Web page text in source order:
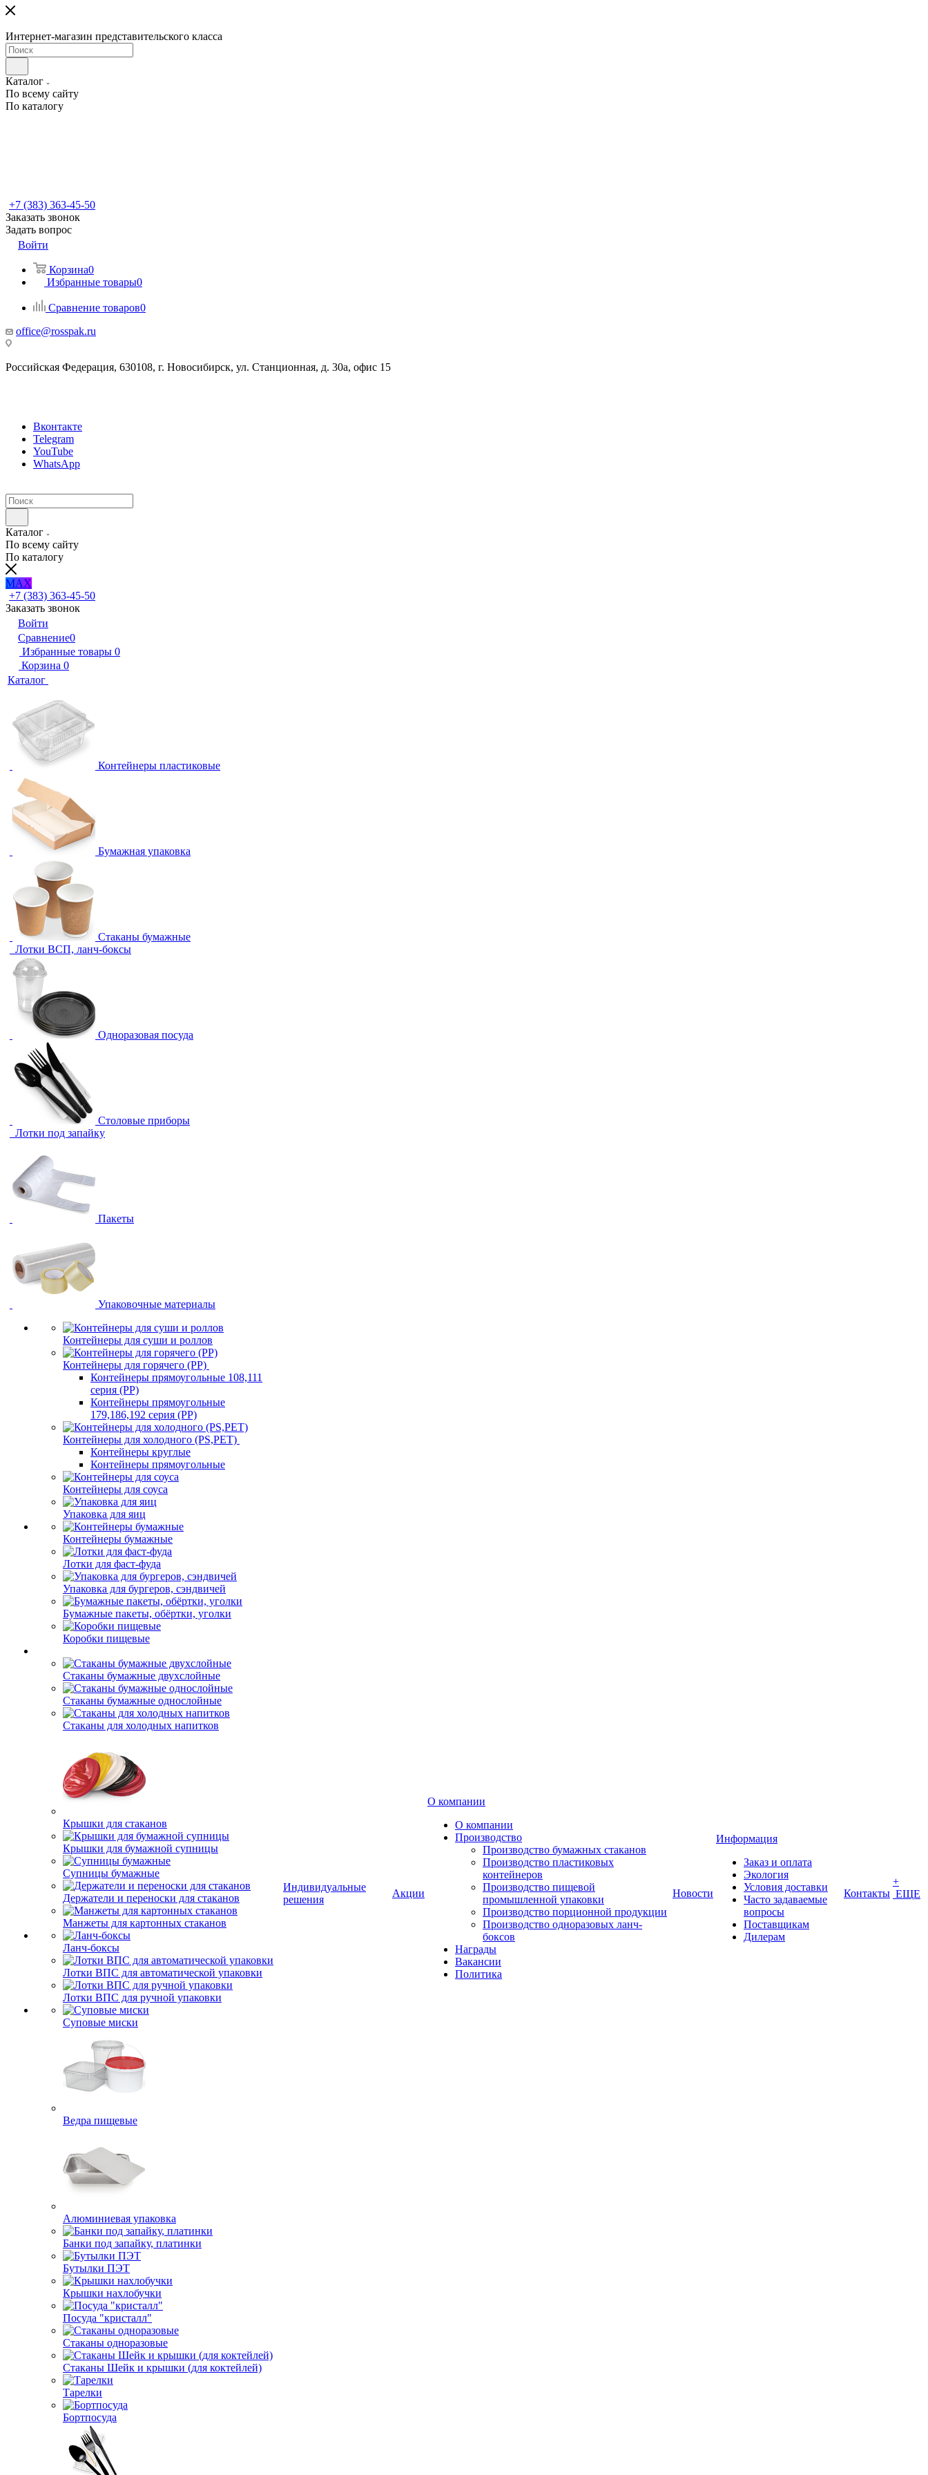
Интернет-магазин представительского класса
Каталог
По всему сайту
По каталогу
+7 (383) 363-45-50
Заказать звонок
Задать вопрос
Войти
Корзина0
Избранные товары0
Сравнение товаров0
office@rosspak.ru
Российская Федерация, 630108, г. Новосибирск, ул. Станционная, д. 30а, офис 15
Вконтакте
Telegram
YouTube
WhatsApp
Каталог
По всему сайту
По каталогу
MAX
+7 (383) 363-45-50
Заказать звонок
Войти
Сравнение0
Избранные товары 0
Корзина 0
Каталог
Контейнеры пластиковые
Бумажная упаковка
Стаканы бумажные
Лотки ВСП, ланч-боксы
Одноразовая посуда
Столовые приборы
Лотки под запайку
Пакеты
Упаковочные материалы
Контейнеры для суши и роллов
Контейнеры для горячего (PP)
Контейнеры прямоугольные 108,111
серия (PP)
Контейнеры прямоугольные
179,186,192 серия (PP)
Контейнеры для холодного (PS,PET)
Контейнеры круглые
Контейнеры прямоугольные
Контейнеры для соуса
Упаковка для яиц
Контейнеры бумажные
Лотки для фаст-фуда
Упаковка для бургеров, сэндвичей
Бумажные пакеты, обёртки, уголки
Коробки пищевые
Стаканы бумажные двухслойные
Стаканы бумажные однослойные
Стаканы для холодных напитков
Крышки для стаканов
Крышки для бумажной супницы
Супницы бумажные
Держатели и переноски для стаканов
Манжеты для картонных стаканов
Ланч-боксы
Лотки ВПС для автоматической упаковки
Лотки ВПС для ручной упаковки
Суповые миски
Ведра пищевые
Алюминиевая упаковка
Банки под запайку, платинки
Бутылки ПЭТ
Крышки нахлобучки
Посуда "кристалл"
Стаканы одноразовые
Стаканы Шейк и крышки (для коктейлей)
Тарелки
Бортпосуда
Индивидуальные
решения
Акции
О компании
О компании
Производство
Производство бумажных стаканов
Производство пластиковых
контейнеров
Производство пищевой
промышленной упаковки
Производство порционной продукции
Производство одноразовых ланч-
боксов
Награды
Вакансии
Политика
Новости
Информация
Заказ и оплата
Экология
Условия доставки
Часто задаваемые
вопросы
Поставщикам
Дилерам
Контакты
+
ЕЩЕ